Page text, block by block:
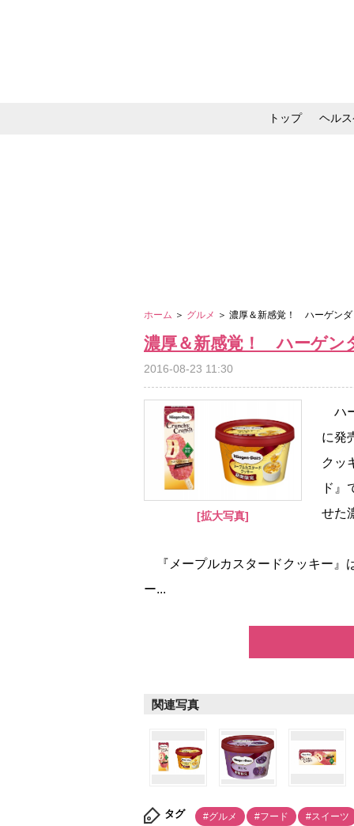
トップ ヘル
ホーム ＞ グルメ ＞ 濃厚＆新感覚！ ハーゲン
濃厚＆新感覚！ ハーゲン
2016-08-23 11:30
[拡大写真]
ハ
に発
クッ
ド』
せた
『メープルカスタードクッキー』
ー...
関連写真
タグ #グルメ #フード #スイーツ